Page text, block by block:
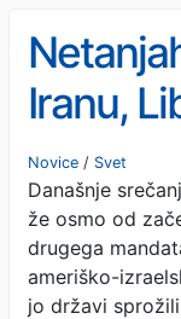
Iranu,
med
Novice / Svet
Današnje
že osmo od
drugega
ameriško-
jo državi